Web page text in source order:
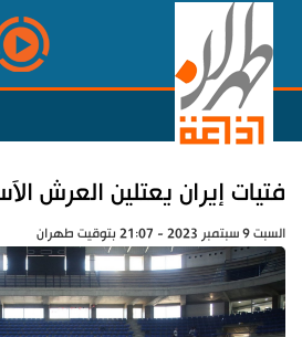
فتيات إيران يعتلين العرش
السبت 9 سبتمبر 2023 - 21:07 بتوقيت طهران